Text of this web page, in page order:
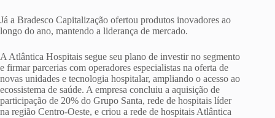
Já a Bradesco Capitalização ofertou produtos inovadores ao
longo do ano, mantendo a liderança de mercado.
A Atlântica Hospitais segue seu plano de investir no segmento
e firmar parcerias com operadores especialistas na oferta de
novas unidades e tecnologia hospitalar, ampliando o acesso ao
ecossistema de saúde. A empresa concluiu a aquisição de
participação de 20% do Grupo Santa, rede de hospitais líder
na região Centro-Oeste, e criou a rede de hospitais Atlântica